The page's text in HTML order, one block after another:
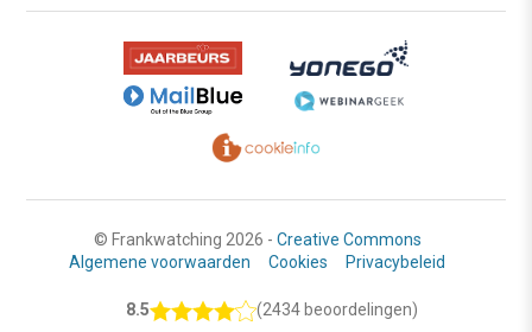
© Frankwatching 2026 - Creative Commons
Algemene voorwaarden
Cookies Privacybeleid
8.5 (2434 beoordelingen)